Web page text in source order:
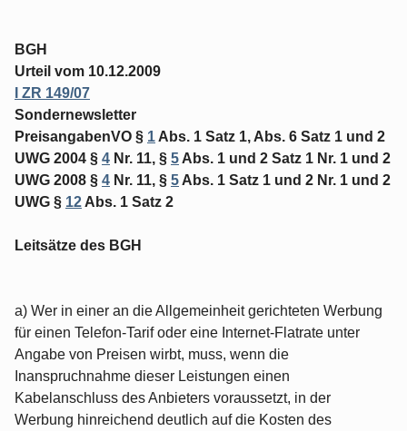
BGH
Urteil vom 10.12.2009
I ZR 149/07
Sondernewsletter
PreisangabenVO § 1 Abs. 1 Satz 1, Abs. 6 Satz 1 und 2
UWG 2004 § 4 Nr. 11, § 5 Abs. 1 und 2 Satz 1 Nr. 1 und 2
UWG 2008 § 4 Nr. 11, § 5 Abs. 1 Satz 1 und 2 Nr. 1 und 2
UWG § 12 Abs. 1 Satz 2
Leitsätze des BGH
a) Wer in einer an die Allgemeinheit gerichteten Werbung
für einen Telefon-Tarif oder eine Internet-Flatrate unter
Angabe von Preisen wirbt, muss, wenn die
Inanspruchnahme dieser Leistungen einen
Kabelanschluss des Anbieters voraussetzt, in der
Werbung hinreichend deutlich auf die Kosten des